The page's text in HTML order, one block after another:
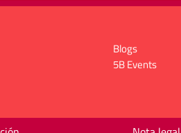
Blogs
5B Events